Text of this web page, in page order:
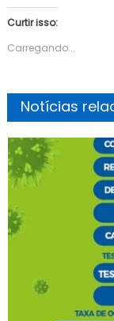
Curtir isso:
Carregando...
Notícias